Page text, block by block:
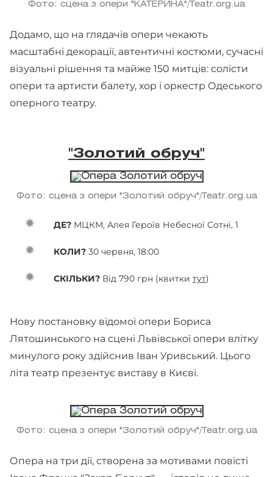
Фото: сцена з опери "КАТЕРИНА"/Teatr.org.ua
Додамо, що на глядачів опери чекають
масштабні декорації, автентичні костюми, сучасні
візуальні рішення та майже 150 митців: солісти
опери та артисти балету, хор і оркестр Одеського
оперного театру.
"Золотий обруч"
Фото: сцена з опери "Золотий обруч"/Teatr.org.ua
ДЕ? МЦКМ, Алея Героїв Небесної Сотні, 1
КОЛИ? 30 червня, 18:00
СКІЛЬКИ? Від 790 грн (квитки тут)
Нову постановку відомої опери Бориса
Лятошинського на сцені Львівської опери влітку
минулого року здійснив Іван Уривський. Цього
літа театр презентує виставу в Києві.
Фото: сцена з опери "Золотий обруч"/Teatr.org.ua
Опера на три дії, створена за мотивами повісті